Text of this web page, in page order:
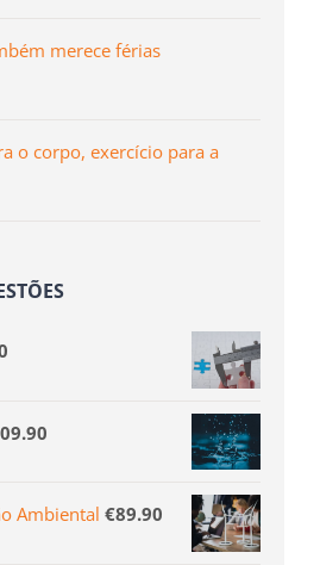
merece férias
o corpo, exercício para a
Ambiental €89.90